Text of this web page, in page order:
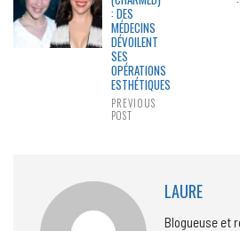
: DES
MÉDECINS
DÉVOILENT
SES
OPÉRATIONS
ESTHÉTIQUES
PREVIOUS
POST
LAURE
Blogueuse et